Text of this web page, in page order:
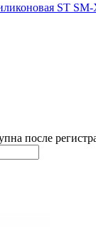
ST
после